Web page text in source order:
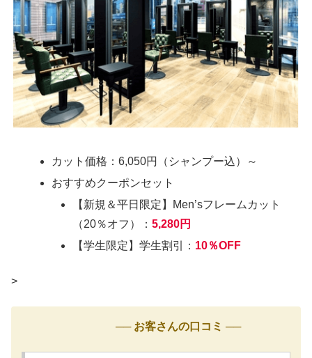
カット価格：6,050円（シャンプー込）～
おすすめクーポンセット
【新規＆平日限定】Men’sフレームカット
（20％オフ）： 5,280円
【学生限定】学生割引： 10％OFF
>
── お客さんの口コミ ──